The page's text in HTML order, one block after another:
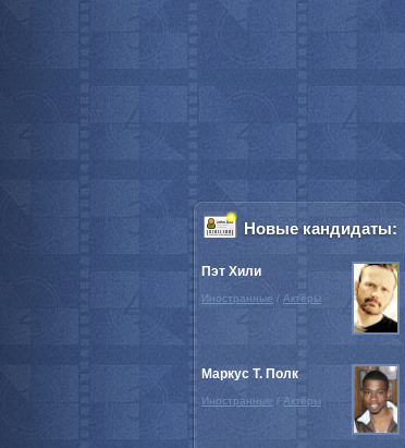
Новые кандидаты:
Пэт Хили
Иностранные / Актёры
Маркус Т. Полк
Иностранные / Актёры